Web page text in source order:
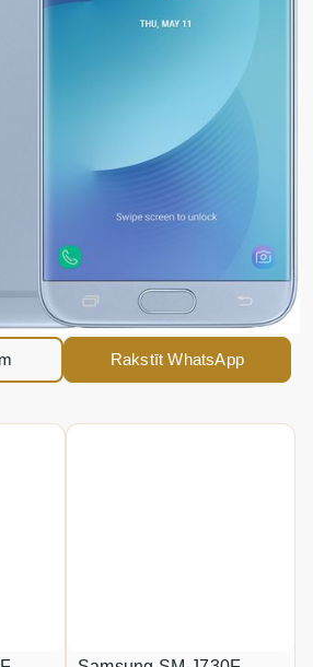
Rakstīt WhatsApp